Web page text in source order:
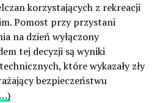
korzystających z rekreacji
Pomost przy przystani
na dzień wyłączony
tej decyzji są wyniki
które wykazały zły
bezpieczeństwu